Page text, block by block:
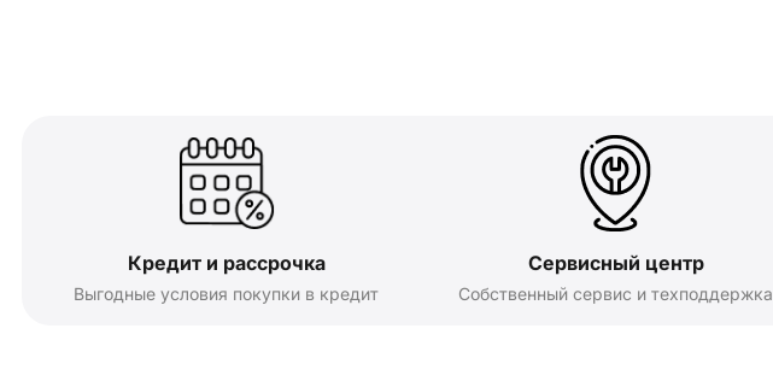
Кредит и рассрочка
Выгодные условия покупки в кредит
Сервисный центр
Собственный сервис и техподдержка